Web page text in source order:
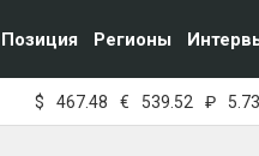
Позиция Регионы
$ 467.48 € 539.52 ₽ 5.73